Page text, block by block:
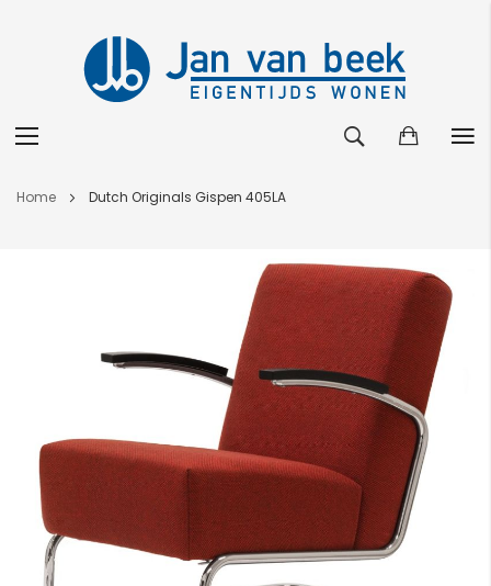
Ga
Home Dutch Originals Gispen 405LA
gallerij